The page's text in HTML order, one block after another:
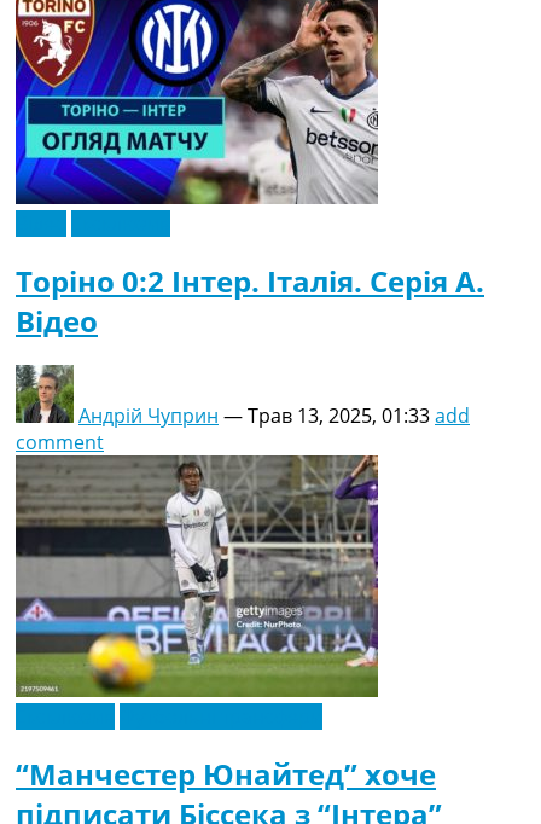
Торіно 0:2 Інтер. Італія. Серія A.
Відео
Андрій Чуприн —Трав 13, 2025, 01:33add
comment
“Манчестер Юнайтед” хоче
підписати Біссека з “Інтера”